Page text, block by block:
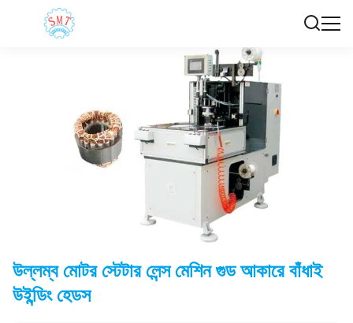
উল্লম্ব মোটর স্টেটার লেন্স মেশিন গুড আকারে বাঁধাই
উইন্ডিং হেডস